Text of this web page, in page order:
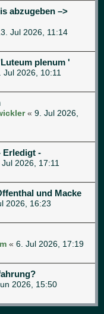
abzugeben –>
Jul 2026, 11:14
plenum '
Jul 2026, 10:11
« 9. Jul 2026,
Erledigt -
2026, 17:11
und Macke
2026, 16:23
« 6. Jul 2026, 17:19
2026, 15:50